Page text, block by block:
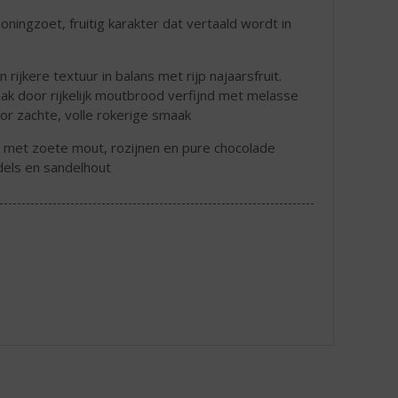
fruitig karakter dat vertaald wordt in
rijkere textuur in balans met rijp najaarsfruit.
door rijkelijk moutbrood verfijnd met melasse
zachte, volle rokerige smaak
zoete mout, rozijnen en pure chocolade
en sandelhout